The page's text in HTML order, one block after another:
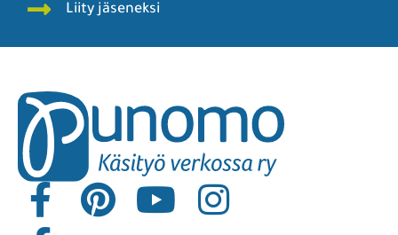
Liity jäseneksi